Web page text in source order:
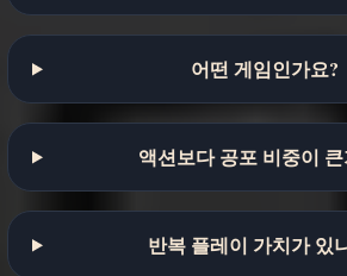
어떤 게임인가요?
액션보다 공포 비중이
반복 플레이 가치가 있